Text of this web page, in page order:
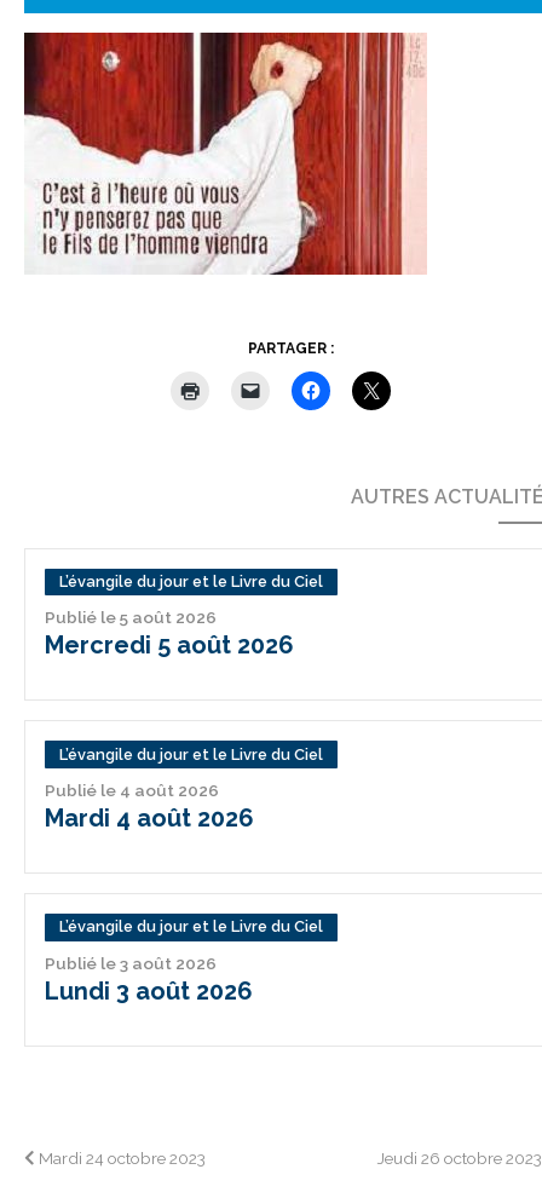
PARTAGER :
AUTRES
L’évangile du jour et le Livre du Ciel
Publié le 5 août 2026
Mercredi 5 août 2026
L’évangile du jour et le Livre du Ciel
Publié le 4 août 2026
Mardi 4 août 2026
L’évangile du jour et le Livre du Ciel
Publié le 3 août 2026
Lundi 3 août 2026
Navigation
Mardi 24 octobre 2023 Jeudi 26 octobre